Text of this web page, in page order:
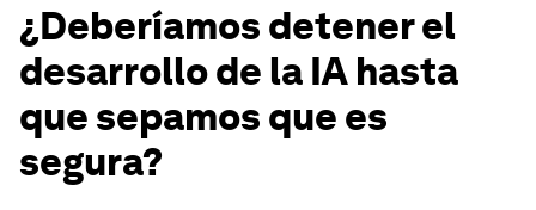
¿Deberíamos detener el
desarrollo de la IA hasta
que sepamos que es
segura?